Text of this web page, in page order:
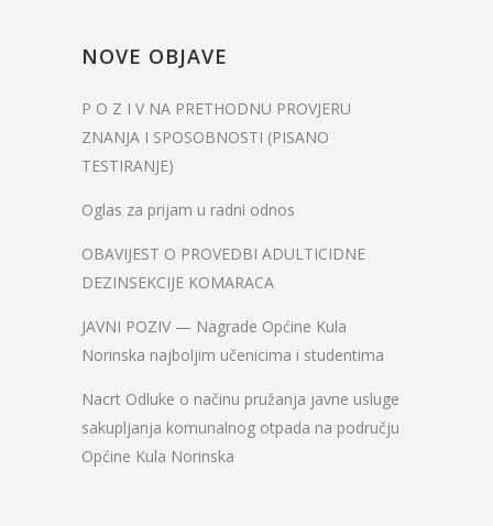
NOVE OBJAVE
P O Z I V NA PRETHODNU PROVJERU
ZNANJA I SPOSOBNOSTI (PISANO
TESTIRANJE)
Oglas za prijam u radni odnos
OBAVIJEST O PROVEDBI ADULTICIDNE
DEZINSEKCIJE KOMARACA
JAVNI POZIV — Nagrade Općine Kula
Norinska najboljim učenicima i studentima
Nacrt Odluke o načinu pružanja javne usluge
sakupljanja komunalnog otpada na području
Općine Kula Norinska